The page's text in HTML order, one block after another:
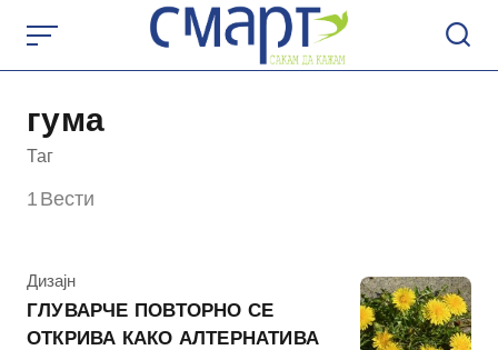
content
гума
Таг
1 Вести
КАтегорија
Дизајн
ГЛУВАРЧЕ ПОВТОРНО СЕ
ОТКРИВА КАКО АЛТЕРНАТИВА